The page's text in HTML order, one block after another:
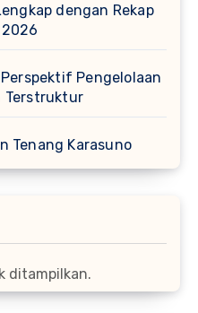
dengan Rekap
2026
Pengelolaan
Terstruktur
Tenang Karasuno
ditampilkan.